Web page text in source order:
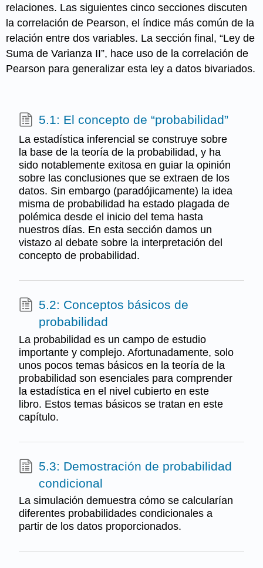
relaciones. Las siguientes cinco secciones discuten
la correlación de Pearson, el índice más común de la
relación entre dos variables. La sección final, “Ley de
Suma de Varianza II”, hace uso de la correlación de
Pearson para generalizar esta ley a datos bivariados.
5.1: El concepto de “probabilidad”
La estadística inferencial se construye sobre
la base de la teoría de la probabilidad, y ha
sido notablemente exitosa en guiar la opinión
sobre las conclusiones que se extraen de los
datos. Sin embargo (paradójicamente) la idea
misma de probabilidad ha estado plagada de
polémica desde el inicio del tema hasta
nuestros días. En esta sección damos un
vistazo al debate sobre la interpretación del
concepto de probabilidad.
5.2: Conceptos básicos de
probabilidad
La probabilidad es un campo de estudio
importante y complejo. Afortunadamente, solo
unos pocos temas básicos en la teoría de la
probabilidad son esenciales para comprender
la estadística en el nivel cubierto en este
libro. Estos temas básicos se tratan en este
capítulo.
5.3: Demostración de probabilidad
condicional
La simulación demuestra cómo se calcularían
diferentes probabilidades condicionales a
partir de los datos proporcionados.